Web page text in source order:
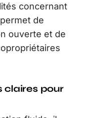
concernant
de
ouverte et de
claires pour